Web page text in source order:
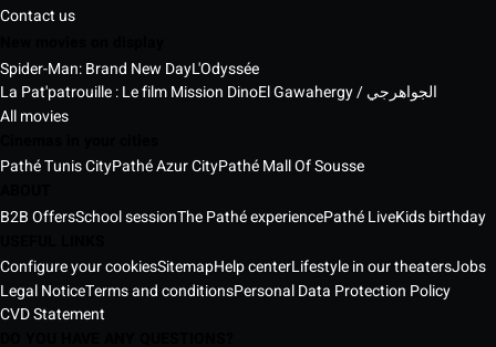
Contact us
Spider-Man: Brand New DayL'Odyssée
La Pat'patrouille : Le film Mission Dino
El Gawahergy / الجواهرجي
All movies
Pathé Tunis CityPathé Azur CityPathé Mall Of Sousse
B2B OffersSchool sessionThe Pathé experiencePathé LiveKids birthday
Configure your cookiesSitemapHelp centerLifestyle in our theatersJobs
Legal NoticeTerms and conditionsPersonal Data Protection Policy
CVD Statement